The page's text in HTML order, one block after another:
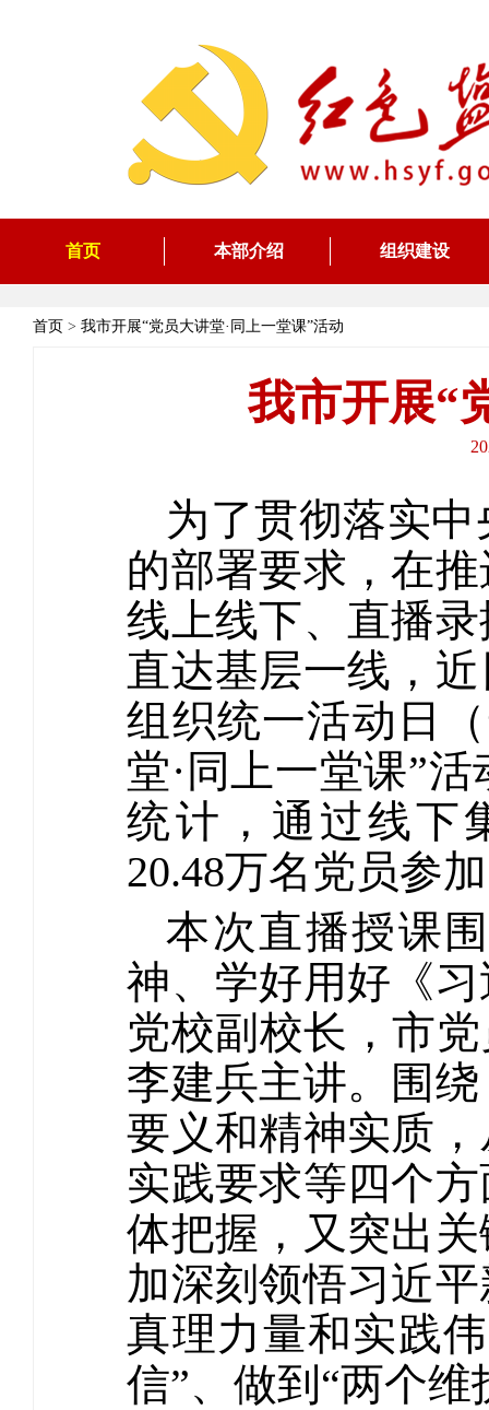
首页 本部介绍 组织建设
首页 > 我市开展“党员大讲堂·同上一堂课”活动
我市开展“
为了贯彻落实
的部署要求，在
线上线下、直播
直达基层一线，
组织统一活动日
堂·同上一堂课”
统计，通过线下
20.48万名党员参
本次直播授课
神、学好用好《
党校副校长，市
李建兵主讲。围
要义和精神实质
实践要求等四个
体把握，又突出
加深刻领悟习近
真理力量和实践
信”、做到“两个维